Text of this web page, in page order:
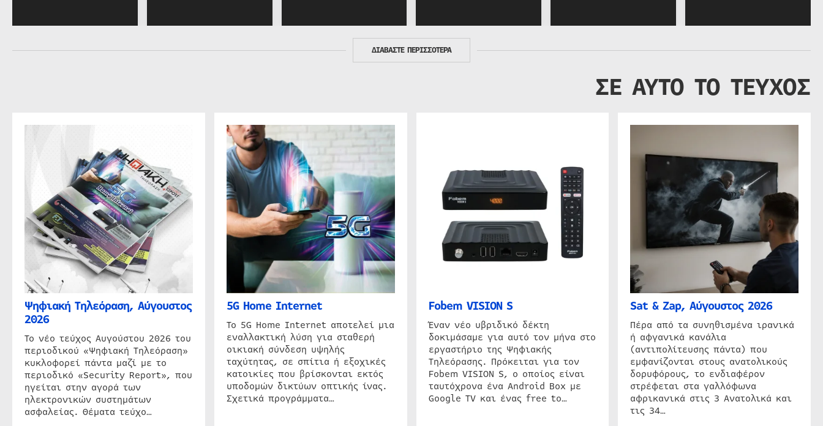
ΔΙΑΒΑΣΤΕ ΠΕΡΙΣΣΟΤΕΡΑ
ΣΕ ΑΥΤΟ ΤΟ ΤΕΥΧΟΣ
Ψηφιακή Τηλεόραση, Αύγουστος
2026
Το νέο τεύχος Αυγούστου 2026 του
περιοδικού «Ψηφιακή Τηλεόραση»
κυκλοφορεί πάντα μαζί με το
περιοδικό «Security Report», που
ηγείται στην αγορά των
ηλεκτρονικών συστημάτων
ασφαλείας. Θέματα τεύχο…
5G Home Internet
Το 5G Home Internet αποτελεί μια
εναλλακτική λύση για σταθερή
οικιακή σύνδεση υψηλής
ταχύτητας, σε σπίτια ή εξοχικές
κατοικίες που βρίσκονται εκτός
υποδομών δικτύων οπτικής ίνας.
Σχετικά προγράμματα…
Fobem VISION S
Έναν νέο υβριδικό δέκτη
δοκιμάσαμε για αυτό τον μήνα στο
εργαστήριο της Ψηφιακής
Τηλεόρασης. Πρόκειται για τον
Fobem VISION S, ο οποίος είναι
ταυτόχρονα ένα Android Box με
Google TV και ένας free to…
Sat & Zap, Αύγουστος 2026
Πέρα από τα συνηθισμένα ιρανικά
ή αφγανικά κανάλια
(αντιπολίτευσης πάντα) που
εμφανίζονται στους ανατολικούς
δορυφόρους, το ενδιαφέρον
στρέφεται στα γαλλόφωνα
αφρικανικά στις 3 Ανατολικά και
τις 34…